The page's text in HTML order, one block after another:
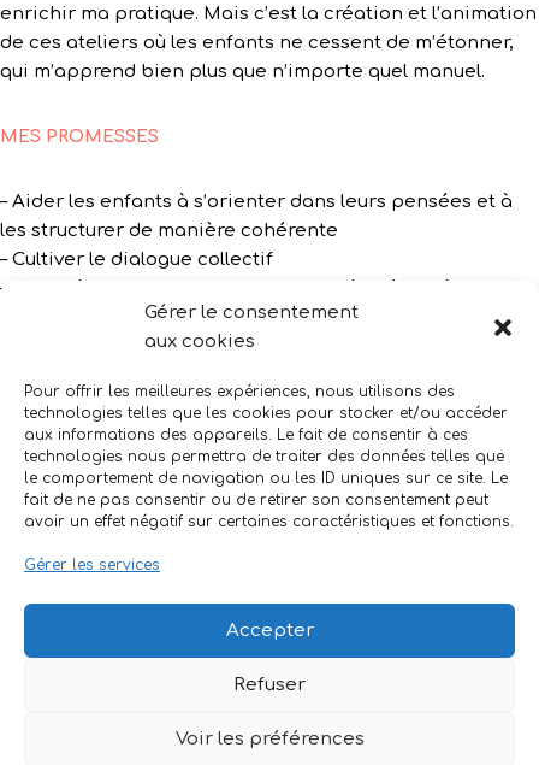
Gérer le consentement
aux cookies
Pour offrir les meilleures expériences, nous utilisons des
technologies telles que les cookies pour stocker et/ou accéder
aux informations des appareils. Le fait de consentir à ces
technologies nous permettra de traiter des données telles que
le comportement de navigation ou les ID uniques sur ce site. Le
fait de ne pas consentir ou de retirer son consentement peut
avoir un effet négatif sur certaines caractéristiques et fonctions.
Gérer les services
Accepter
Refuser
Voir les préférences
enrichir ma pratique. Mais c’est la création et l’animation
de ces ateliers où les enfants ne cessent de m’étonner,
qui m’apprend bien plus que n’importe quel manuel.
MES PROMESSES
– Aider les enfants à s’orienter dans leurs pensées et à
les structurer de manière cohérente
– Cultiver le dialogue collectif
– Veiller à ce que chacun soit respecté et écouté
– Ne jamais moraliser
– S’amuser et rire ensemble
Aurélie